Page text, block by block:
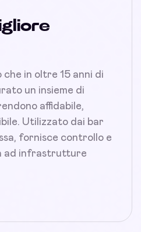
in oltre 15 anni di
un insieme di
affidabile,
Utilizzato dai bar
fornisce controllo e
ad infrastrutture